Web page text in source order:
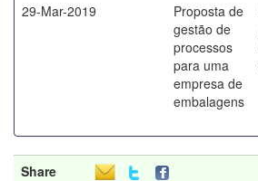
29-Mar-2019
Proposta de
gestão de
processos
para uma
empresa de
embalagens
Share